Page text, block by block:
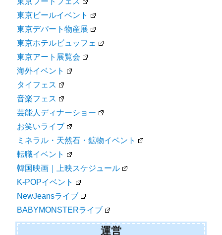
東京ビールイベント
東京デパート物産展
東京ホテルビュッフェ
東京アート展覧会
海外イベント
タイフェス
音楽フェス
芸能人ディナーショー
お笑いライブ
ミネラル・天然石・鉱物イベント
転職イベント
韓国映画｜上映スケジュール
K-POPイベント
NewJeansライブ
BABYMONSTERライブ
運営